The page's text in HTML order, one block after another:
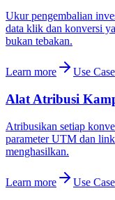
Ukur pengembalian
data klik dan konversi
bukan tebakan.
Learn more Use Case
Alat Atribusi
Atribusikan setiap
parameter UTM dan
menghasilkan.
Learn more Use Case